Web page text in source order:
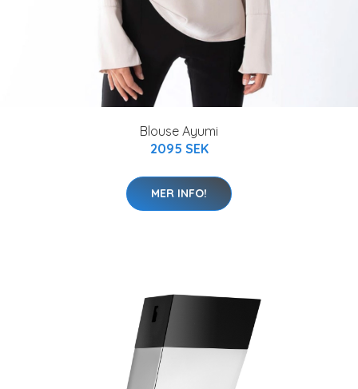
Blouse Ayumi
2095 SEK
MER INFO!